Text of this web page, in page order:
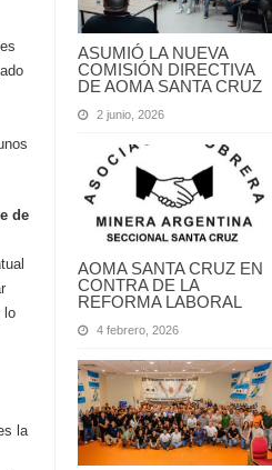
ASUMIÓ LA NUEVA
COMISIÓN DIRECTIVA
DE AOMA SANTA CRUZ
2 junio, 2026
AOMA SANTA CRUZ EN
CONTRA DE LA
REFORMA LABORAL
4 febrero, 2026
de
lo
la